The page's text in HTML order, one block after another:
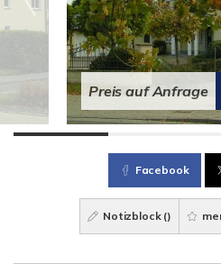
Preis auf Anfrage
Facebook
Notizblock ()